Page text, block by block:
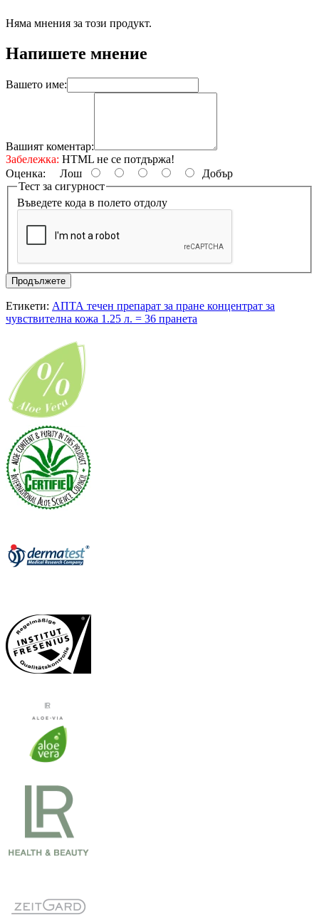
Няма мнения за този продукт.
Напишете мнение
Вашето име:
Вашият коментар:
Забележка: HTML не се потдържа!
Оценка: Лош
Добър
Тест за сигурност
Въведете кода в полето отдолу
Продължете
Етикети: АПТА течен препарат за пране концентрат за
чувствителна кожа 1.25 л. = 36 пранета